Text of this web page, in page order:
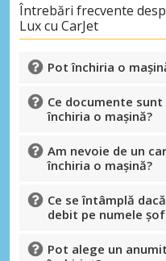
Întrebări frecvente
Lux cu CarJet
Pot închiria o
Ce documente
închiria o mașină?
Am nevoie de un
închiria o mașină?
Ce se întâmplă
debit pe numele
Pot alege un